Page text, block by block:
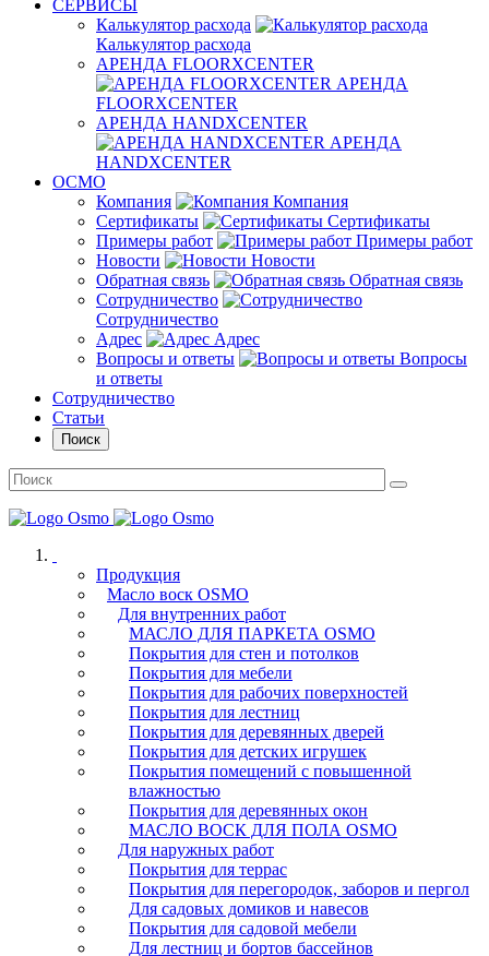
СЕРВИСЫ
Калькулятор расхода
Калькулятор расхода
АРЕНДА FLOORXCENTER
АРЕНДА
FLOORXCENTER
АРЕНДА HANDXCENTER
АРЕНДА
HANDXCENTER
ОСМО
Компания
Компания
Сертификаты
Сертификаты
Примеры работ
Примеры работ
Новости
Новости
Обратная связь
Обратная связь
Сотрудничество
Сотрудничество
Адрес
Адрес
Вопросы и ответы
Вопросы
и ответы
Сотрудничество
Статьи
Поиск
Продукция
Масло воск OSMO
Для внутренних работ
МАСЛО ДЛЯ ПАРКЕТА OSMO
Покрытия для стен и потолков
Покрытия для мебели
Покрытия для рабочих поверхностей
Покрытия для лестниц
Покрытия для деревянных дверей
Покрытия для детских игрушек
Покрытия помещений с повышенной
влажностью
Покрытия для деревянных окон
МАСЛО ВОСК ДЛЯ ПОЛА OSMO
Для наружных работ
Покрытия для террас
Покрытия для перегородок, заборов и пергол
Для садовых домиков и навесов
Покрытия для садовой мебели
Для лестниц и бортов бассейнов